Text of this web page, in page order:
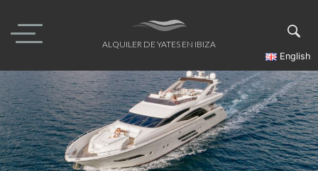
content
ALQUILER DE YATES EN IBIZA
English